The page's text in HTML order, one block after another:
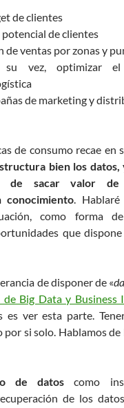
de clientes
de clientes
de ventas por zonas y
vez, optimizar el
de marketing y
de consumo recae en
bien los datos,
de sacar valor de
conocimiento.
como forma
que
de disponer de «
de Big Data y Business
es ver esta parte.
si solo. Hablamos
de datos como
de los